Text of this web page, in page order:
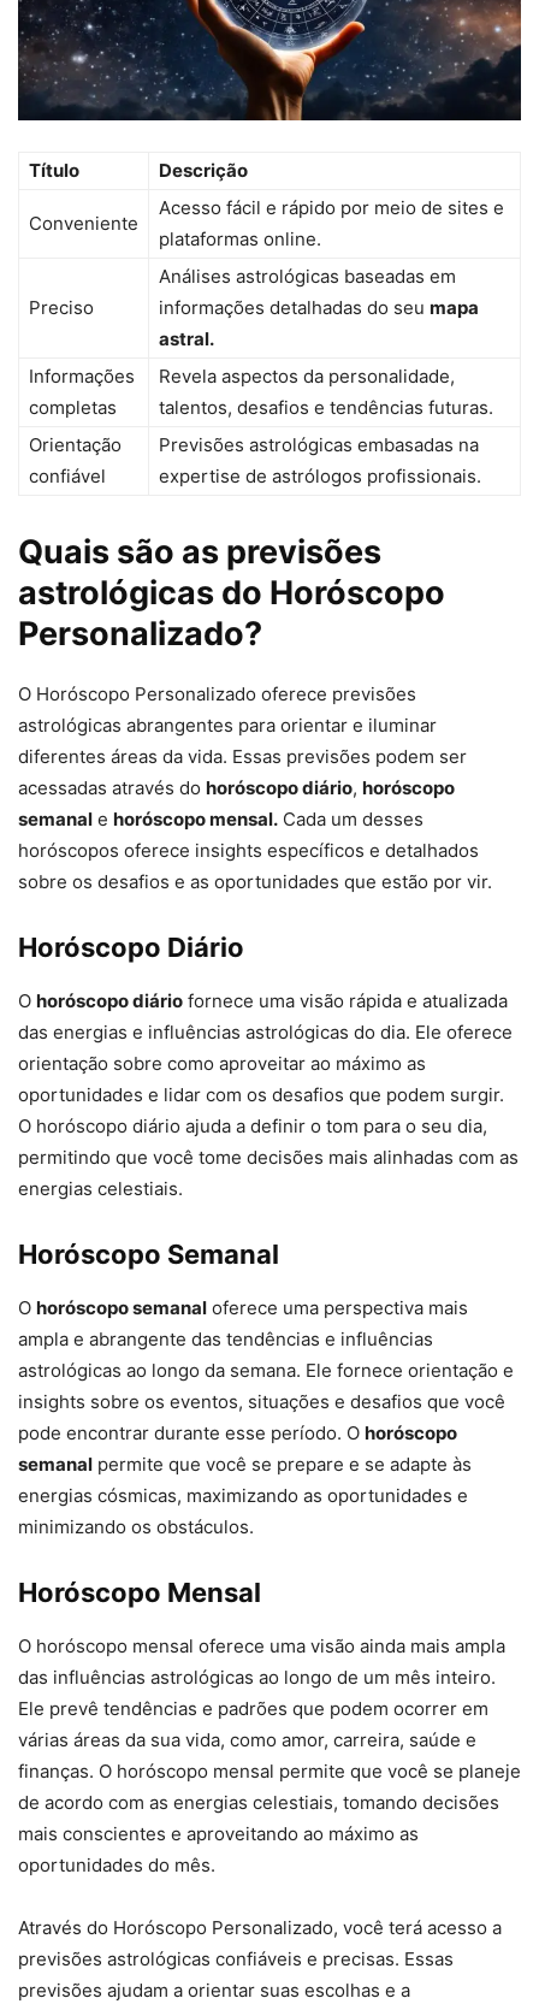
Título Descrição
Conveniente
Acesso fácil e rápido por meio de sites e
plataformas online.
Preciso
Análises astrológicas baseadas em
informações detalhadas do seu mapa
astral.
Informações
completas
Revela aspectos da personalidade,
talentos, desafios e tendências futuras.
Orientação
confiável
Previsões astrológicas embasadas na
expertise de astrólogos profissionais.
Quais são as previsões
astrológicas do Horóscopo
Personalizado?
O Horóscopo Personalizado oferece previsões
astrológicas abrangentes para orientar e iluminar
diferentes áreas da vida. Essas previsões podem ser
acessadas através do horóscopo diário, horóscopo
semanal e horóscopo mensal. Cada um desses
horóscopos oferece insights específicos e detalhados
sobre os desafios e as oportunidades que estão por vir.
Horóscopo Diário
O horóscopo diário fornece uma visão rápida e atualizada
das energias e influências astrológicas do dia. Ele oferece
orientação sobre como aproveitar ao máximo as
oportunidades e lidar com os desafios que podem surgir.
O horóscopo diário ajuda a definir o tom para o seu dia,
permitindo que você tome decisões mais alinhadas com as
energias celestiais.
Horóscopo Semanal
O horóscopo semanal oferece uma perspectiva mais
ampla e abrangente das tendências e influências
astrológicas ao longo da semana. Ele fornece orientação e
insights sobre os eventos, situações e desafios que você
pode encontrar durante esse período. O horóscopo
semanal permite que você se prepare e se adapte às
energias cósmicas, maximizando as oportunidades e
minimizando os obstáculos.
Horóscopo Mensal
O horóscopo mensal oferece uma visão ainda mais ampla
das influências astrológicas ao longo de um mês inteiro.
Ele prevê tendências e padrões que podem ocorrer em
várias áreas da sua vida, como amor, carreira, saúde e
finanças. O horóscopo mensal permite que você se planeje
de acordo com as energias celestiais, tomando decisões
mais conscientes e aproveitando ao máximo as
oportunidades do mês.
Através do Horóscopo Personalizado, você terá acesso a
previsões astrológicas confiáveis e precisas. Essas
previsões ajudam a orientar suas escolhas e a